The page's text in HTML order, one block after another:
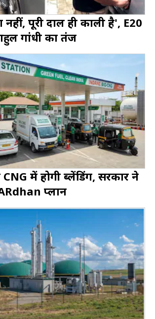
पूरी दाल ही काली है', E20
गांधी का तंज
CNG में होगी ब्लेंडिंग, सरकार ने
प्लान